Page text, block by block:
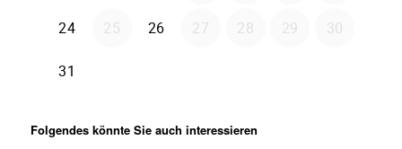
Folgendes könnte Sie auch interessieren